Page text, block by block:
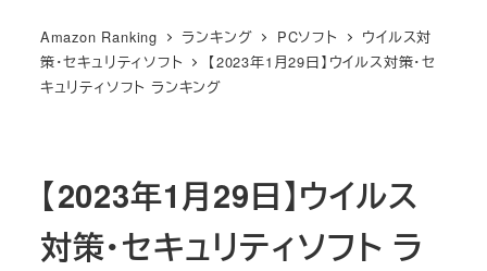
Amazon Ranking ランキング PCソフト
ウイルス対
策・セキュリティソフト
【2023年1月29日】ウイルス対策・セ
キュリティソフト ランキング
【2023年1月29日】ウイルス
対策・セキュリティソフト ラ